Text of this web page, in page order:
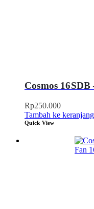
Cosmos
Rp250.000
Tambah ke keranjang
Quick View